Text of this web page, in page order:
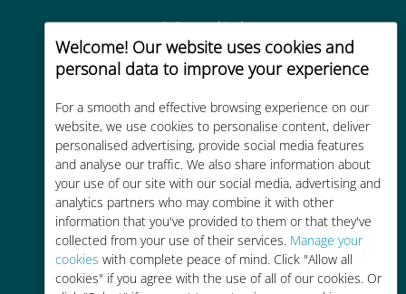
Welcome! Our website uses cookies and
personal data to improve your experience
For a smooth and effective browsing experience on our
website, we use cookies to personalise content, deliver
personalised advertising, provide social media features
and analyse our traffic. We also share information about
your use of our site with our social media, advertising and
analytics partners who may combine it with other
information that you've provided to them or that they've
collected from your use of their services. Manage your
cookies with complete peace of mind. Click "Allow all
cookies" if you agree with the use of all of our cookies. Or
Mundial
Conectividade celular mundial de
alta qualidade em mais de 200
destinos
Custo-benefício
Até 90% mais barato do que as
tarifas de roaming de sua